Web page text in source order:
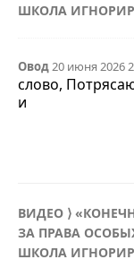
ШКОЛА
Овод20 июня 2026
слово,
и
ВИДЕО ⟩
ЗА ПРАВА
ШКОЛА